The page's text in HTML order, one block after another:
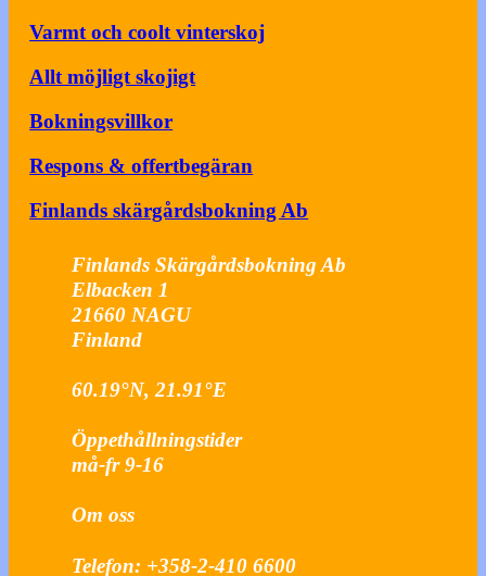
Varmt och coolt vinterskoj
Allt möjligt skojigt
Bokningsvillkor
Respons & offertbegäran
Finlands skärgårdsbokning Ab
Finlands Skärgårdsbokning Ab
Elbacken 1
21660 NAGU
Finland
60.19°N, 21.91°E
Öppethållningstider
må-fr 9-16
Om oss
Telefon: +358-2-410 6600